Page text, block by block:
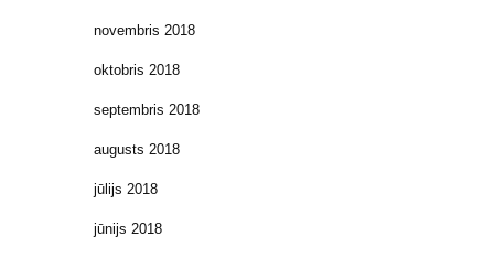
novembris 2018
oktobris 2018
septembris 2018
augusts 2018
jūlijs 2018
jūnijs 2018